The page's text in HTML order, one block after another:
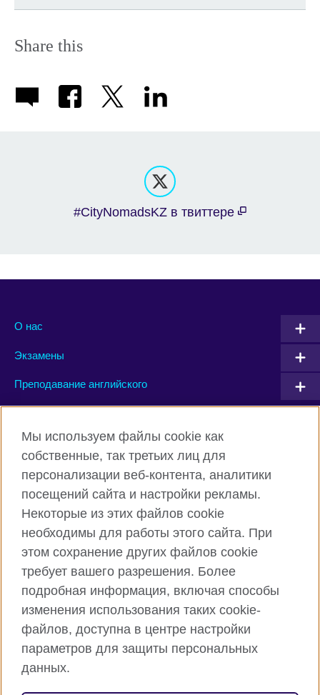
Share this
#CityNomadsKZ в твиттере
О нас
Экзамены
Преподавание английского
Twitter
Instagram YouTube
British Council глобально
Privacy and terms of use
Cookies
Карта сайта
Мы используем файлы cookie как
собственные, так третьих лиц для
персонализации веб-контента, аналитики
посещений сайта и настройки рекламы.
Некоторые из этих файлов cookie
необходимы для работы этого сайта. При
этом сохранение других файлов cookie
требует вашего разрешения. Более
подробная информация, включая способы
изменения использования таких cookie-
файлов, доступна в центре настройки
параметров для защиты персональных
данных.